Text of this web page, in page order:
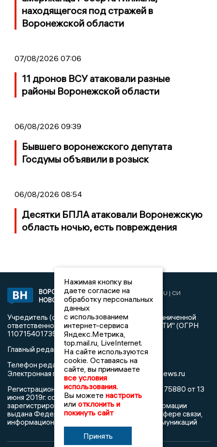
находящегося под стражей в
Воронежской области
07/08/2026 07:06
11 дронов ВСУ атаковали разные
районы Воронежской области
06/08/2026 09:39
Бывшего воронежского депутата
Госдумы объявили в розыск
06/08/2026 08:54
Десятки БПЛА атаковали Воронежскую
область ночью, есть повреждения
ВОРОНЕЖСКИЕ
НОВОСТИ
2019 © VORONEZHNEWS.RU | СИ
«Воронежские новости»
Учредитель (соучредители): Общество с ограниченной
ответственностью "РЕГИОНАЛЬНЫЕ НОВОСТИ" (ОГРН
1107154017354)
Главный редактор: Пирогов А.А.
Телефон редакции: +7 (473) 262 77 92
Электронная почта редакции:info@voronezhnews.ru
Регистрационный номер: серия Эл № ФС 77 - 75880 от 13
июня 2019г. согласно выписке из реестра
зарегистрированных средств массовой информации
выдана Федеральной службой по надзору в сфере связи,
информационных технологий и массовых коммуникаций
Нажимая кнопку вы
даете согласие на
обработку персональных
данных
с использованием
интернет-сервиса
Яндекс.Метрика,
top.mail.ru, LiveInternet.
На сайте используются
cookie. Оставаясь на
сайте, вы принимаете
все условия
использования.
Вы можете настроить
или отклонить и
покинуть сайт
Принять